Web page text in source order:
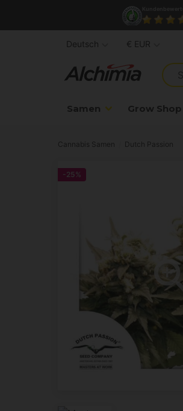
Samen Grow Shop
Deutsch € EUR
Cannabis Samen Dutch Passion
-25%